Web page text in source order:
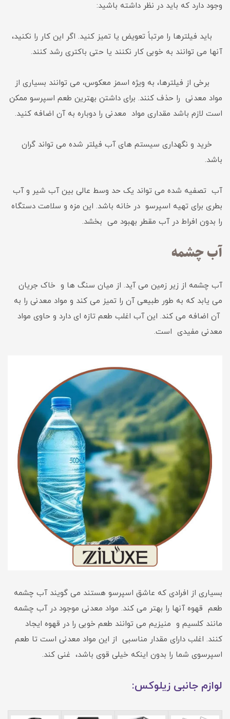
وجود دارد که باید در نظر داشته باشید:
باید فیلترها را مرتباً تعویض یا تمیز کنید. اگر این کار را نکنید،
آنها می توانند به خوبی کار نکنند یا حتی باکتری رشد کنند.
برخی از فیلترها، به ویژه اسمز معکوس، می توانند بسیاری از
مواد معدنی را حذف کنند. برای داشتن بهترین طعم اسپرسو ممکن
است لازم باشد مقداری مواد معدنی را دوباره به آن اضافه کنید.
خرید و نگهداری سیستم های آب فیلتر شده می تواند گران
باشد.
آب تصفیه شده می تواند یک حد وسط عالی بین آب شیر و آب
بطری برای تهیه اسپرسو در خانه باشد. این مزه و سلامت دستگاه
را بدون افراط در آب مقطر بهبود می بخشد.
آب چشمه
آب چشمه از زیر زمین می آید. از میان سنگ ها و خاک جریان
می یابد که به طور طبیعی آن را تمیز می کند و مواد معدنی را به
آن اضافه می کند. این آب اغلب طعم تازه ای دارد و حاوی مواد
معدنی مفیدی است.
بسیاری از افرادی که عاشق اسپرسو هستند می گویند آب چشمه
طعم قهوه آنها را بهتر می کند. مواد معدنی موجود در آب چشمه
مانند کلسیم و منیزیم می توانند طعم خوبی را در قهوه ایجاد
کنند. اغلب دارای مقدار مناسبی از این مواد معدنی است تا طعم
اسپرسوی شما را بدون اینکه خیلی قوی باشد، غنی کند.
لوازم جانبی زیلوکس: